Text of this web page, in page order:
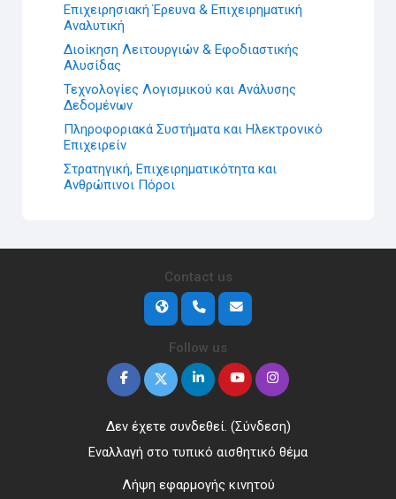
Επιχειρησιακή Έρευνα & Επιχειρηματική
Αναλυτική
Διοίκηση Λειτουργιών & Εφοδιαστικής
Αλυσίδας
Τεχνολογίες Λογισμικού και Ανάλυσης
Δεδομένων
Πληροφοριακά Συστήματα και Ηλεκτρονικό
Επιχειρείν
Στρατηγική, Επιχειρηματικότητα και
Ανθρώπινοι Πόροι
Contact us
Follow us
Δεν έχετε συνδεθεί. (Σύνδεση)
Εναλλαγή στο τυπικό αισθητικό θέμα
Λήψη εφαρμογής κινητού